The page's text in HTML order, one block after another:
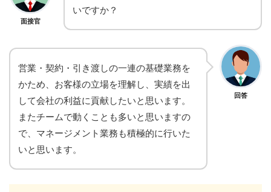
面接官
いですか？
回答
営業・契約・引き渡しの一連の基礎業務を
かため、お客様の立場を理解し、実績を出
して会社の利益に貢献したいと思います。
またチームで動くことも多いと思いますの
で、マネージメント業務も積極的に行いた
いと思います。